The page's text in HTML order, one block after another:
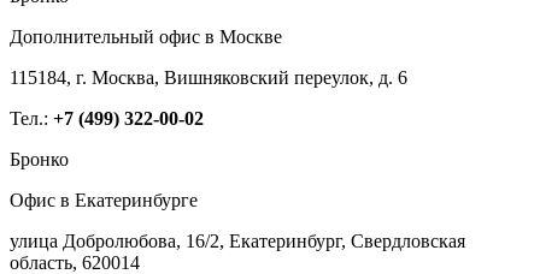
Дополнительный офис в Москве
115184, г. Москва, Вишняковский переулок, д. 6
Тел.: +7 (499) 322-00-02
Бронко
Офис в Екатеринбурге
улица Добролюбова, 16/2, Екатеринбург, Свердловская
область, 620014